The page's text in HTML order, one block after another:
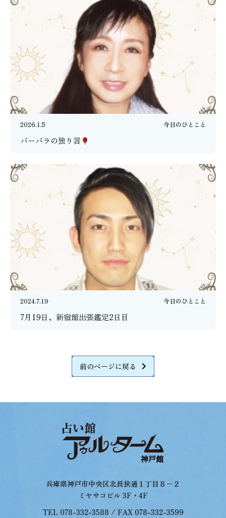
2026.1.5 今日のひとこと
バーバラの独り言
2024.7.19 今日のひとこと
7月19日、新宿館出張鑑定2日目
前のページに戻る
兵庫県神戸市中央区北長狭通１丁目８−２
ミヤサコビル 3F・4F
TEL 078-332-3588 / FAX 078-332-3599